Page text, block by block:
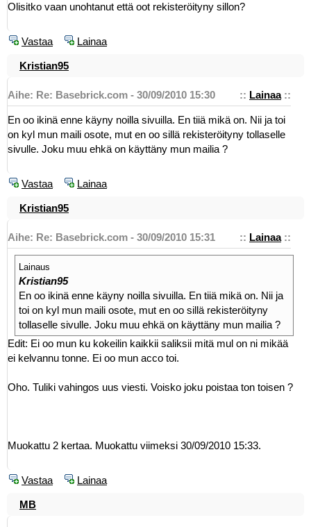
Olisitko vaan unohtanut että oot rekisteröityny sillon?
Vastaa Lainaa
Kristian95
:: Lainaa::
Aihe: Re: Basebrick.com - 30/09/2010 15:30
En oo ikinä enne käyny noilla sivuilla. En tiiä mikä on. Nii ja toi
on kyl mun maili osote, mut en oo sillä rekisteröityny tollaselle
sivulle. Joku muu ehkä on käyttäny mun mailia ?
Vastaa Lainaa
Kristian95
:: Lainaa::
Aihe: Re: Basebrick.com - 30/09/2010 15:31
Lainaus
Kristian95
En oo ikinä enne käyny noilla sivuilla. En tiiä mikä on. Nii ja
toi on kyl mun maili osote, mut en oo sillä rekisteröityny
tollaselle sivulle. Joku muu ehkä on käyttäny mun mailia ?
Edit: Ei oo mun ku kokeilin kaikkii saliksii mitä mul on ni mikää
ei kelvannu tonne. Ei oo mun acco toi.
Oho. Tuliki vahingos uus viesti. Voisko joku poistaa ton toisen ?
Muokattu 2 kertaa. Muokattu viimeksi 30/09/2010 15:33.
Vastaa Lainaa
MB